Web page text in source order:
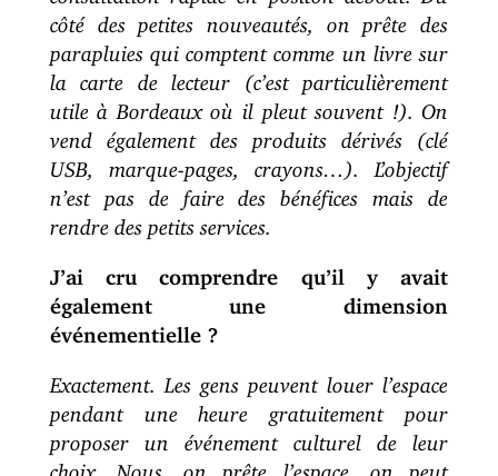
côté des petites nouveautés, on prête des
parapluies qui comptent comme un livre sur
la carte de lecteur (c’est particulièrement
utile à Bordeaux où il pleut souvent !). On
vend également des produits dérivés (clé
USB, marque-pages, crayons…). L’objectif
n’est pas de faire des bénéfices mais de
rendre des petits services.
J’ai cru comprendre qu’il y avait
également une dimension
événementielle ?
Exactement. Les gens peuvent louer l’espace
pendant une heure gratuitement pour
proposer un événement culturel de leur
choix. Nous, on prête l’espace, on peut